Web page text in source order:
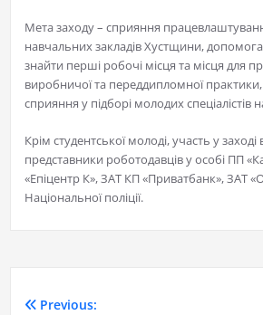
Мета заходу – сприяння
навчальних закладів Хустщини,
знайти перші робочі місця та місця для
виробничої та переддипломної
сприяння у підборі молодих спеціалістів
Крім студентської молоді, участь у заході
представники роботодавців у особі ПП
«Епіцентр К», ЗАТ КП «Приватбанк», ЗАТ
Національної поліції.
Previous: